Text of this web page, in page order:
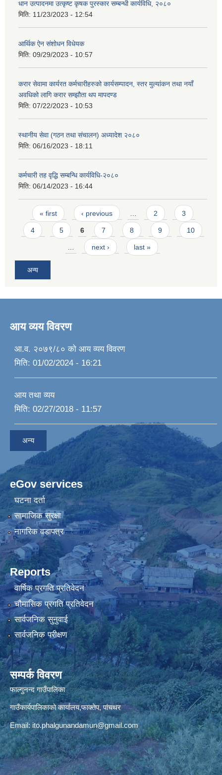
धान उत्पादनमा उत्कृष्ट कृषक पुरस्कार सम्बन्धी कार्यविधि, २०८०
मिति: 11/23/2023 - 12:54
आर्थिक ऐन संशोधन विधेयक
मिति: 09/29/2023 - 10:57
करार सेवामा कार्यरत कर्मचारीहरुको कार्यसम्पादन, स्तर मुल्यांकन तथा नयाँ
अवधिको लागि करार सम्झौता थप मापदण्ड
मिति: 07/22/2023 - 10:53
स्थानीय सेवा (गठन तथा संचालन) अध्यादेश २०८०
मिति: 06/16/2023 - 18:11
कर्मचारी तह वृद्धि सम्बन्धि कार्यविधि-२०८०
मिति: 06/14/2023 - 16:44
Pages
« first ‹ previous 2 3
4 5 6 7 8 9 10
next › last »
अन्य
आय व्यय विवरण
आ.व. २०७९/८० को आय व्यय विवरण
मिति: 01/02/2024 - 16:21
आय तथा व्यय
मिति: 02/27/2018 - 11:57
अन्य
eGov services
घटना दर्ता
सामाजिक सुरक्षा
नागरिक वडापत्र
Reports
वार्षिक प्रगति प्रतिवेदन
चौमासिक प्रगति प्रतिवेदन
सार्वजनिक सुनुवाई
सार्वजनिक परीक्षण
सम्पर्क विवरण
फाल्गुनन्द गाउँपालिका
गाउँकार्यपालिकाको कार्यालय,फाक्तेप, पांचथर
Email: ito.phalgunandamun@gmail.com